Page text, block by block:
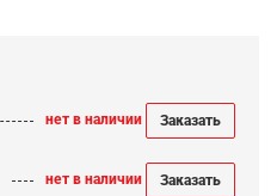
нет в наличии Заказать
нет в наличии Заказать